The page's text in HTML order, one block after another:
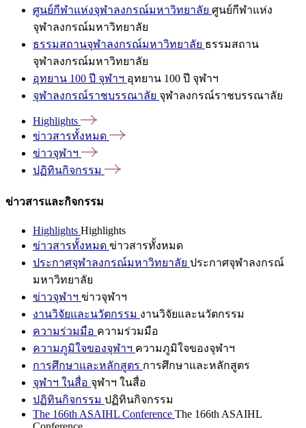
ศูนย์กีฬาแห่งจุฬาลงกรณ์มหาวิทยาลัย ศูนย์กีฬาแห่ง
จุฬาลงกรณ์มหาวิทยาลัย
ธรรมสถานจุฬาลงกรณ์มหาวิทยาลัย ธรรมสถาน
จุฬาลงกรณ์มหาวิทยาลัย
อุทยาน 100 ปี จุฬาฯ อุทยาน 100 ปี จุฬาฯ
จุฬาลงกรณ์ราชบรรณาลัย จุฬาลงกรณ์ราชบรรณาลัย
Highlights
ข่าวสารทั้งหมด
ข่าวจุฬาฯ
ปฏิทินกิจกรรม
ข่าวสารและกิจกรรม
Highlights Highlights
ข่าวสารทั้งหมด ข่าวสารทั้งหมด
ประกาศจุฬาลงกรณ์มหาวิทยาลัย ประกาศจุฬาลงกรณ์
มหาวิทยาลัย
ข่าวจุฬาฯ ข่าวจุฬาฯ
งานวิจัยและนวัตกรรม งานวิจัยและนวัตกรรม
ความร่วมมือ ความร่วมมือ
ความภูมิใจของจุฬาฯ ความภูมิใจของจุฬาฯ
การศึกษาและหลักสูตร การศึกษาและหลักสูตร
จุฬาฯ ในสื่อ จุฬาฯ ในสื่อ
ปฏิทินกิจกรรม ปฏิทินกิจกรรม
The 166th ASAIHL Conference The 166th ASAIHL